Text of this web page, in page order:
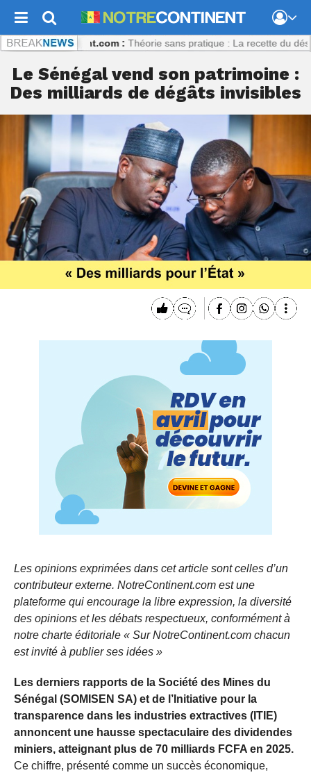
: Théorie sans pratique : La recette du désastre
Le Sénégal vend son patrimoine :
Des milliards de dégâts invisibles
Les opinions exprimées dans cet article sont celles d’un
contributeur externe. NotreContinent.com est une
plateforme qui encourage la libre expression, la diversité
des opinions et les débats respectueux, conformément à
notre charte éditoriale « Sur NotreContinent.com chacun
est invité à publier ses idées »
Les derniers rapports de la Société des Mines du
Sénégal (SOMISEN SA) et de l’Initiative pour la
transparence dans les industries extractives (ITIE)
annoncent une hausse spectaculaire des dividendes
miniers, atteignant plus de 70 milliards FCFA en 2025.
Ce chiffre, présenté comme un succès économique,